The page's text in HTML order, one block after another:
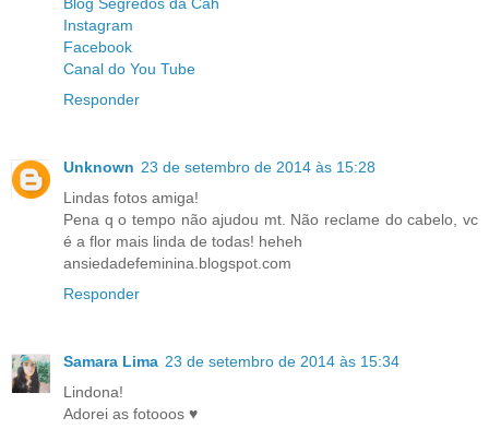
Instagram
Facebook
Canal do You Tube
Responder
Unknown 23 de setembro de 2014 às 15:28
Lindas fotos amiga!
Pena q o tempo não ajudou mt. Não reclame do cabelo, vc
é a flor mais linda de todas! heheh
ansiedadefeminina.blogspot.com
Responder
Samara Lima 23 de setembro de 2014 às 15:34
Lindona!
Adorei as fotooos ♥